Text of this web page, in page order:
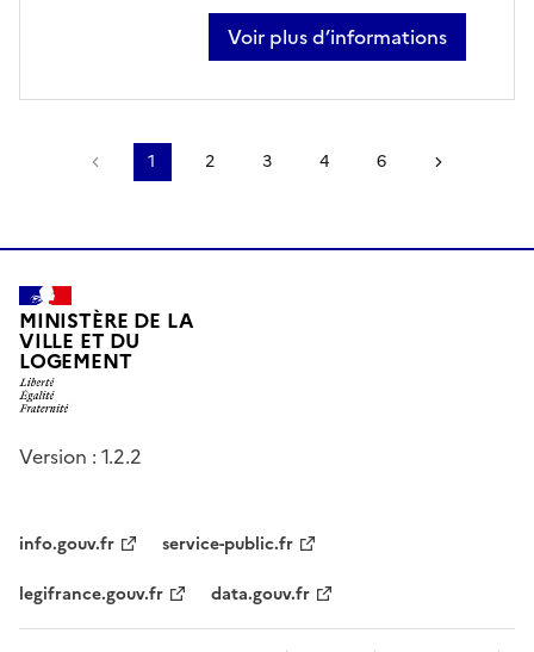
Voir plus d’informations
sur loïc mentre
Page précédente
1 2 3 4 6
MINISTÈRE DE LA
VILLE ET DU
LOGEMENT
Version : 1.2.2
info.gouv.fr
service-public.fr
legifrance.gouv.fr
data.gouv.fr